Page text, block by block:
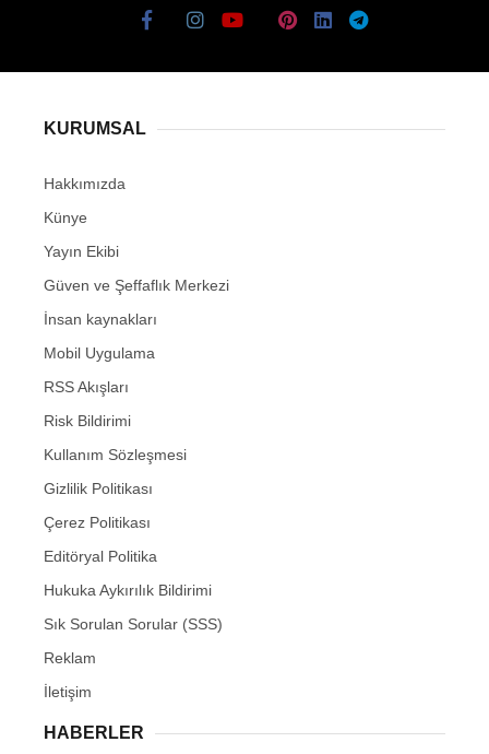
KURUMSAL
Hakkımızda
Künye
Yayın Ekibi
Güven ve Şeffaflık Merkezi
İnsan kaynakları
Mobil Uygulama
RSS Akışları
Risk Bildirimi
Kullanım Sözleşmesi
Gizlilik Politikası
Çerez Politikası
Editöryal Politika
Hukuka Aykırılık Bildirimi
Sık Sorulan Sorular (SSS)
Reklam
İletişim
HABERLER